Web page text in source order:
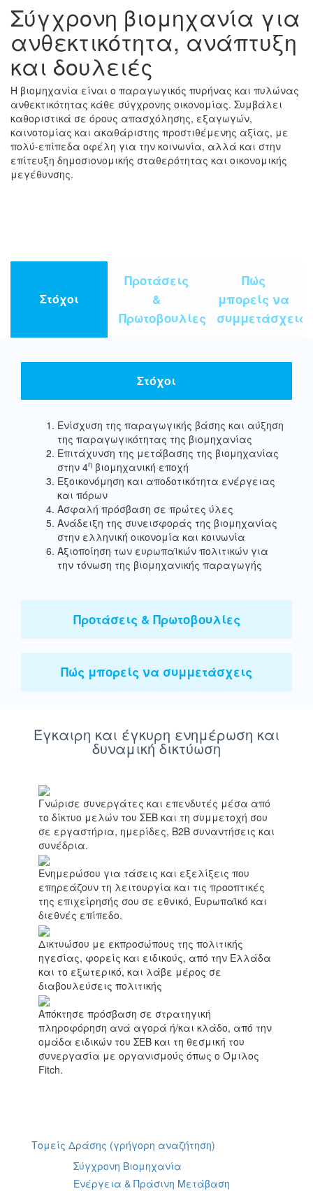
Σύγχρονη βιομηχανία για
ανθεκτικότητα, ανάπτυξη
και δουλειές
Η βιομηχανία είναι ο παραγωγικός πυρήνας και πυλώνας
ανθεκτικότητας κάθε σύγχρονης οικονομίας. Συμβάλει
καθοριστικά σε όρους απασχόλησης, εξαγωγών,
καινοτομίας και ακαθάριστης προστιθέμενης αξίας, με
πολύ-επίπεδα οφέλη για την κοινωνία, αλλά και στην
επίτευξη δημοσιονομικής σταθερότητας και οικονομικής
μεγέθυνσης.
Στόχοι
Προτάσεις
&
Πρωτοβουλίες
Πώς
μπορείς να
συμμετάσχεις
Στόχοι
Ενίσχυση της παραγωγικής βάσης και αύξηση
της παραγωγικότητας της βιομηχανίας
Επιτάχυνση της μετάβασης της βιομηχανίας
στην 4η βιομηχανική εποχή
Εξοικονόμηση και αποδοτικότητα ενέργειας
και πόρων
Ασφαλή πρόσβαση σε πρώτες ύλες
Ανάδειξη της συνεισφοράς της βιομηχανίας
στην ελληνική οικονομία και κοινωνία
Αξιοποίηση των ευρωπαϊκών πολιτικών για
την τόνωση της βιομηχανικής παραγωγής
Προτάσεις & Πρωτοβουλίες
Πώς μπορείς να συμμετάσχεις
Έγκαιρη και έγκυρη ενημέρωση και
δυναμική δικτύωση
Γνώρισε συνεργάτες και επενδυτές μέσα από
το δίκτυο μελών του ΣΕΒ και τη συμμετοχή σου
σε εργαστήρια, ημερίδες, Β2Β συναντήσεις και
συνέδρια.
Ενημερώσου για τάσεις και εξελίξεις που
επηρεάζουν τη λειτουργία και τις προοπτικές
της επιχείρησής σου σε εθνικό, Ευρωπαϊκό και
διεθνές επίπεδο.
Δικτυώσου με εκπροσώπους της πολιτικής
ηγεσίας, φορείς και ειδικούς, από την Ελλάδα
και το εξωτερικό, και λάβε μέρος σε
διαβουλεύσεις πολιτικής
Απόκτησε πρόσβαση σε στρατηγική
πληροφόρηση ανά αγορά ή/και κλάδο, από την
ομάδα ειδικών του ΣΕΒ και τη θεσμική του
συνεργασία με οργανισμούς όπως ο Όμιλος
Fitch.
Τομείς Δράσης (γρήγορη αναζήτηση)
Σύγχρονη Βιομηχανία
Ενέργεια & Πράσινη Μετάβαση